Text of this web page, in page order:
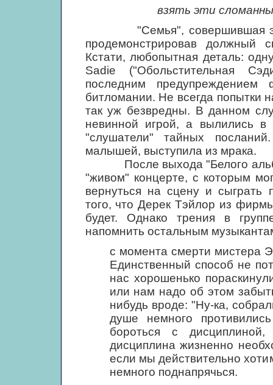
взять эти
"Семья", совершившая эти
продемонстрировав должный
Кстати, любопытная деталь:
Sadie ("Обольстительная
последним
битломании. Не всегда попытки
так уж безвредны. В данном
невинной игрой, а вылились в
"слушатели" тайных
малышей, выступила из мрака.
После выхода "Белого
"живом" концерте, с которым
вернуться на сцену и
того, что Дерек Тэйлор из
будет. Однако трения в
напомнить остальным
с момента смерти мистера
Единственный способ не
нас хорошенько
или нам надо об этом
нибудь вроде: "Ну-ка,
душе немного
бороться с
дисциплина жизненно
если мы действительно
немного поднапрячься.